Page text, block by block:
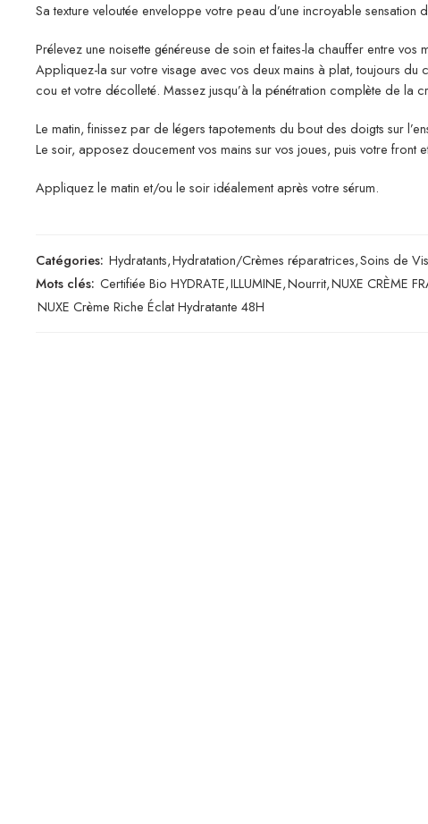
Sa texture veloutée enveloppe votre peau d’une incroyable sensation
Prélevez une noisette généreuse de soin et faites-la chauffer entre vos
Appliquez-la sur votre visage avec vos deux mains à plat, toujours du
cou et votre décolleté. Massez jusqu’à la pénétration complète de la
Le matin, finissez par de légers tapotements du bout des doigts sur
Le soir, apposez doucement vos mains sur vos joues, puis votre front
Appliquez le matin et/ou le soir idéalement après votre sérum.
Catégories: Hydratants,Hydratation/Crèmes réparatrices,Soins de
Mots clés: Certifiée Bio HYDRATE,ILLUMINE,Nourrit,NUXE CRÈME
NUXE Crème Riche Éclat Hydratante 48H